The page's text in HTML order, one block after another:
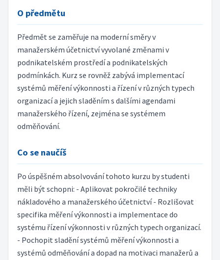
O předmětu
Předmět se zaměřuje na moderní směry v
manažerském účetnictví vyvolané změnami v
podnikatelském prostředí a podnikatelských
podmínkách. Kurz se rovněž zabývá implementací
systémů měření výkonnosti a řízení v různých typech
organizací a jejich sladěním s dalšími agendami
manažerského řízení, zejména se systémem
odměňování.
Co se naučíš
Po úspěšném absolvování tohoto kurzu by studenti
měli být schopni: - Aplikovat pokročilé techniky
nákladového a manažerského účetnictví - Rozlišovat
specifika měření výkonnosti a implementace do
systému řízení výkonnosti v různých typech organizací.
- Pochopit sladění systémů měření výkonnosti a
systémů odměňování a dopad na motivaci manažerů a